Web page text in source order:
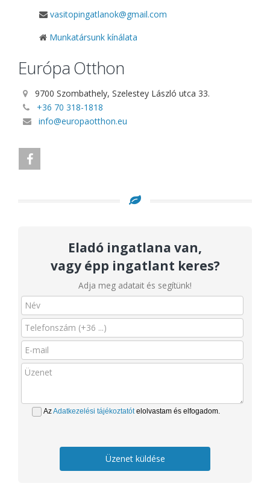
vasitopingatlanok@gmail.com
Munkatársunk kínálata
Európa Otthon
9700 Szombathely, Szelestey László utca 33.
+36 70 318-1818
info@europaotthon.eu
Eladó ingatlana van,
vagy épp ingatlant keres?
Adja meg adatait és segítünk!
AzAdatkezelési tájékoztatótelolvastam és elfogadom.
Üzenet küldése